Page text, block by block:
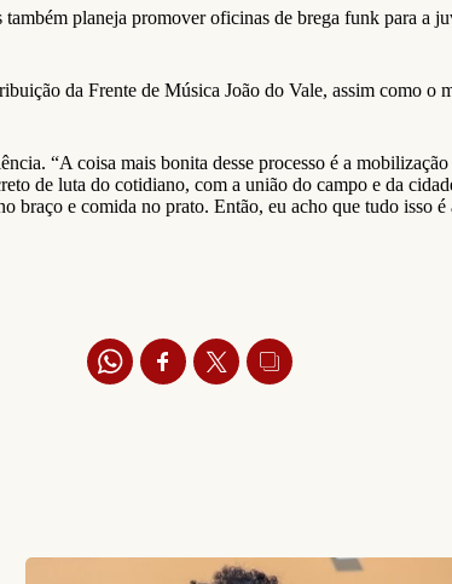
planeja promover oficinas de brega funk para a
da Frente de Música João do Vale, assim como o
“A coisa mais bonita desse processo é a
de luta do cotidiano, com a união do campo e da
e comida no prato. Então, eu acho que tudo isso é